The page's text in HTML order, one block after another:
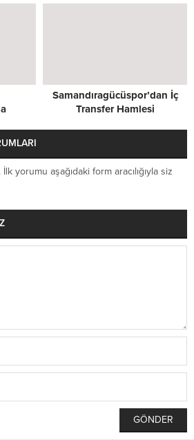
Kenetlendi
Samandıragücüspor’dan İç
Transfer Hamlesi
yorumu aşağıdaki form aracılığıyla siz